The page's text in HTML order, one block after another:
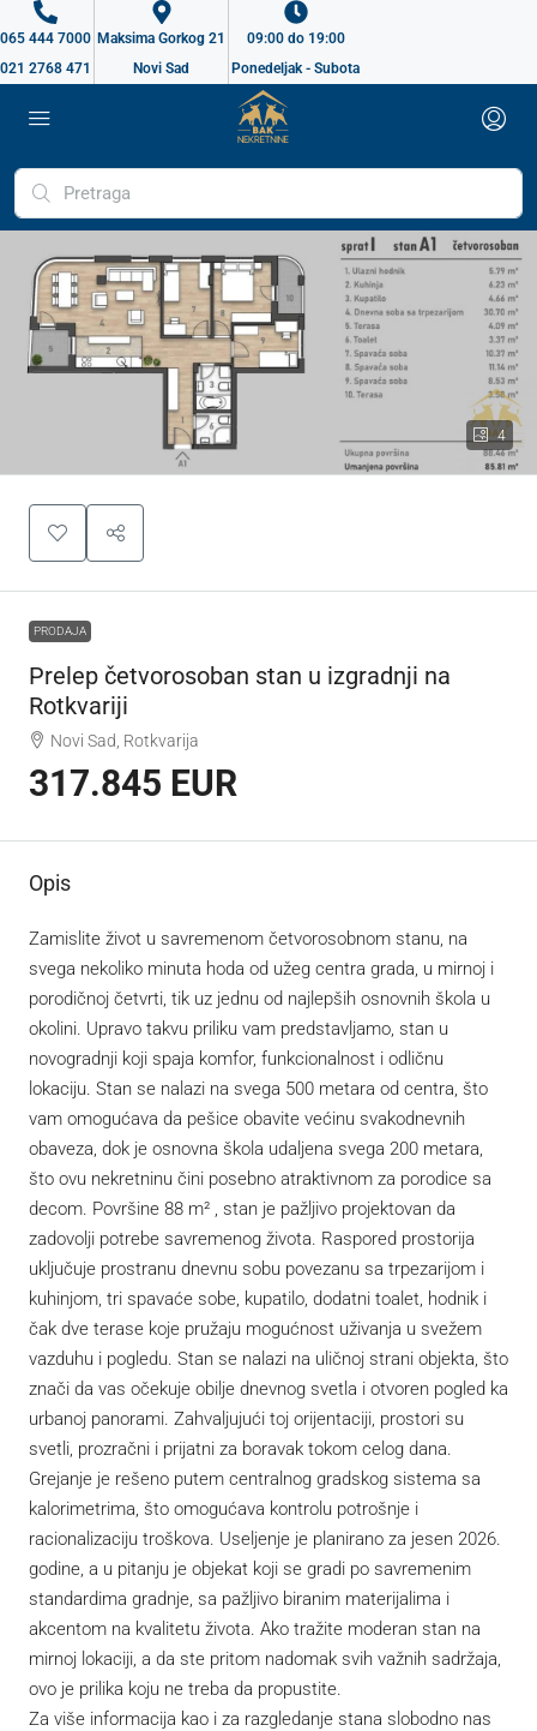
065 444 7000
021 2768 471
Maksima Gorkog 21
Novi Sad
09:00 do 19:00
Ponedeljak - Subota
4
PRODAJA
Prelep četvorosoban stan u izgradnji na
Rotkvariji
Novi Sad, Rotkvarija
317.845 EUR
Opis
Zamislite život u savremenom četvorosobnom stanu, na
svega nekoliko minuta hoda od užeg centra grada, u mirnoj i
porodičnoj četvrti, tik uz jednu od najlepših osnovnih škola u
okolini. Upravo takvu priliku vam predstavljamo, stan u
novogradnji koji spaja komfor, funkcionalnost i odličnu
lokaciju. Stan se nalazi na svega 500 metara od centra, što
vam omogućava da pešice obavite većinu svakodnevnih
obaveza, dok je osnovna škola udaljena svega 200 metara,
što ovu nekretninu čini posebno atraktivnom za porodice sa
decom. Površine 88 m² , stan je pažljivo projektovan da
zadovolji potrebe savremenog života. Raspored prostorija
uključuje prostranu dnevnu sobu povezanu sa trpezarijom i
kuhinjom, tri spavaće sobe, kupatilo, dodatni toalet, hodnik i
čak dve terase koje pružaju mogućnost uživanja u svežem
vazduhu i pogledu. Stan se nalazi na uličnoj strani objekta, što
znači da vas očekuje obilje dnevnog svetla i otvoren pogled ka
urbanoj panorami. Zahvaljujući toj orijentaciji, prostori su
svetli, prozračni i prijatni za boravak tokom celog dana.
Grejanje je rešeno putem centralnog gradskog sistema sa
kalorimetrima, što omogućava kontrolu potrošnje i
racionalizaciju troškova. Useljenje je planirano za jesen 2026.
godine, a u pitanju je objekat koji se gradi po savremenim
standardima gradnje, sa pažljivo biranim materijalima i
akcentom na kvalitetu života. Ako tražite moderan stan na
mirnoj lokaciji, a da ste pritom nadomak svih važnih sadržaja,
ovo je prilika koju ne treba da propustite.
Za više informacija kao i za razgledanje stana slobodno nas